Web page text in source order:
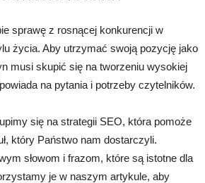
sprawę z rosnącej konkurencji w
życia. Aby utrzymać swoją pozycję jako
musi skupić się na tworzeniu wysokiej
na pytania i potrzeby czytelników.
się na strategii SEO, która pomoże
który Państwo nam dostarczyli.
słowom i frazom, które są istotne dla
je w naszym artykule, aby